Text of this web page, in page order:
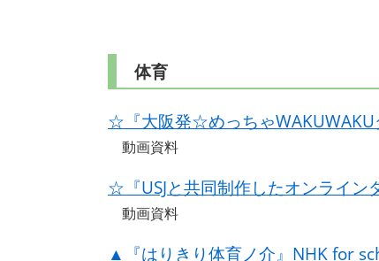
体育
☆『大阪発☆めっちゃWAKUWAKU
動画資料
☆『USJと共同制作したオンライン
動画資料
▲『はりきり体育ノ介』NHK for